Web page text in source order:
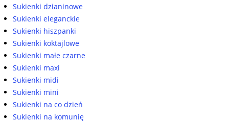
Sukienki dzianinowe
Sukienki eleganckie
Sukienki hiszpanki
Sukienki koktajlowe
Sukienki małe czarne
Sukienki maxi
Sukienki midi
Sukienki mini
Sukienki na co dzień
Sukienki na komunię